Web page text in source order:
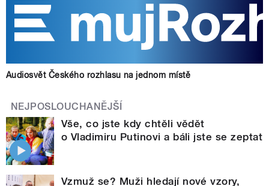
Audiosvět Českého rozhlasu na jednom místě
NEJPOSLOUCHANĚJŠÍ
Vše, co jste kdy chtěli vědět
o Vladimiru Putinovi a báli jste se zeptat
Vzmuž se? Muži hledají nové vzory,